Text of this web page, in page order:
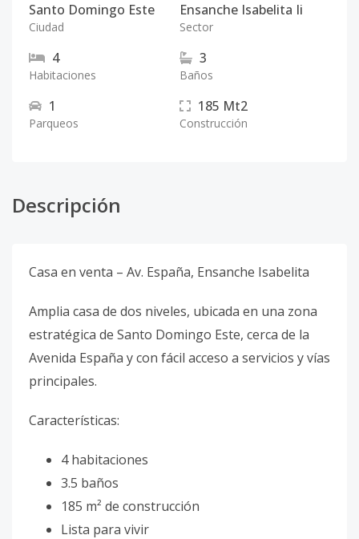
Santo Domingo Este
Ciudad
Ensanche Isabelita Ii
Sector
4
Habitaciones
3
Baños
1
Parqueos
185 Mt2
Construcción
Descripción
Casa en venta – Av. España, Ensanche Isabelita
Amplia casa de dos niveles, ubicada en una zona
estratégica de Santo Domingo Este, cerca de la
Avenida España y con fácil acceso a servicios y vías
principales.
Características:
4 habitaciones
3.5 baños
185 m² de construcción
Lista para vivir